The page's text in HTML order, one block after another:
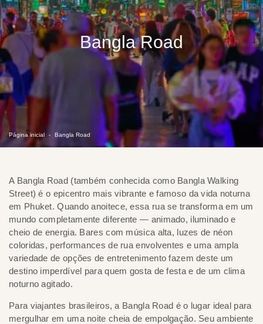
Bangla Road
Página inicial Bangla Road
A Bangla Road (também conhecida como Bangla Walking
Street) é o epicentro mais vibrante e famoso da vida noturna
em Phuket. Quando anoitece, essa rua se transforma em um
mundo completamente diferente — animado, iluminado e
cheio de energia. Bares com música alta, luzes de néon
coloridas, performances de rua envolventes e uma ampla
variedade de opções de entretenimento fazem deste um
destino imperdível para quem gosta de festa e de um clima
noturno agitado.
Para viajantes brasileiros, a Bangla Road é o lugar ideal para
mergulhar em uma noite cheia de empolgação. Seu ambiente